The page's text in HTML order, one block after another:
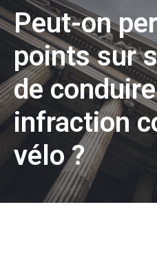
Peut-on
points sur
de
infraction
vélo ?